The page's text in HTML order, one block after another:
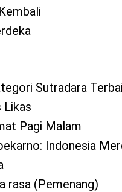
Sutradara
Likas
Pagi Malam
Indonesia
rasa (Pemenang)